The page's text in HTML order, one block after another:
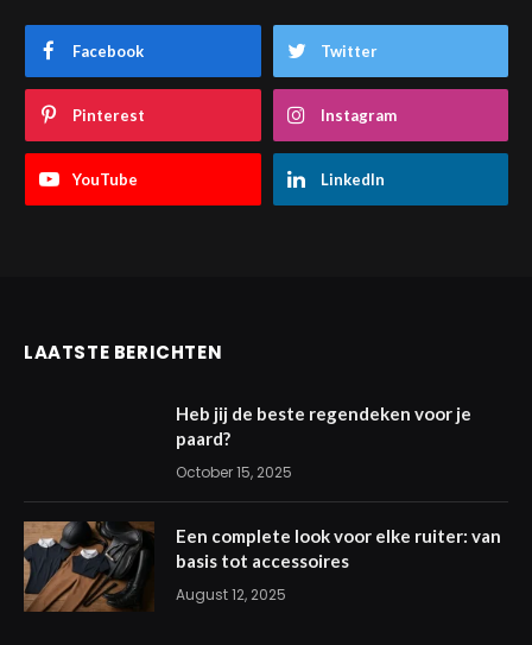
Facebook Twitter
Pinterest Instagram
YouTube LinkedIn
LAATSTE BERICHTEN
Heb jij de beste regendeken voor je
paard?
October 15, 2025
Een complete look voor elke ruiter: van
basis tot accessoires
August 12, 2025